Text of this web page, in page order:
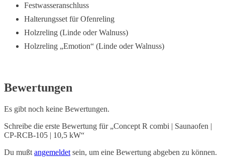
Festwasseranschluss
Halterungsset für Ofenreling
Holzreling (Linde oder Walnuss)
Holzreling „Emotion“ (Linde oder Walnuss)
Bewertungen
Es gibt noch keine Bewertungen.
Schreibe die erste Bewertung für „Concept R combi | Saunaofen |
CP-RCB-105 | 10,5 kW“
Du mußt angemeldet sein, um eine Bewertung abgeben zu können.